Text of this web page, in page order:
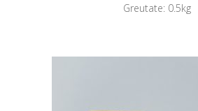
Greutate: 0.5kg